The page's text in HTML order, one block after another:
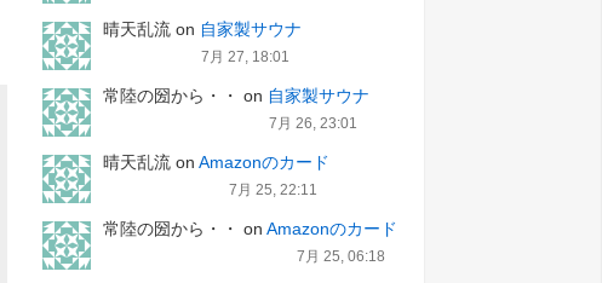
晴天乱流 on 自家製サウナ
7月 27, 18:01
常陸の圀から・・ on 自家製サウナ
7月 26, 23:01
晴天乱流 on Amazonのカード
7月 25, 22:11
常陸の圀から・・ on Amazonのカード
7月 25, 06:18